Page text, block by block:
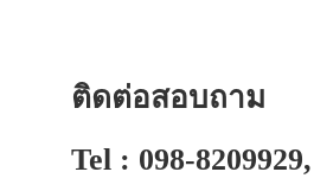
ติดต่อสอบถาม
Tel : 098-8209929,